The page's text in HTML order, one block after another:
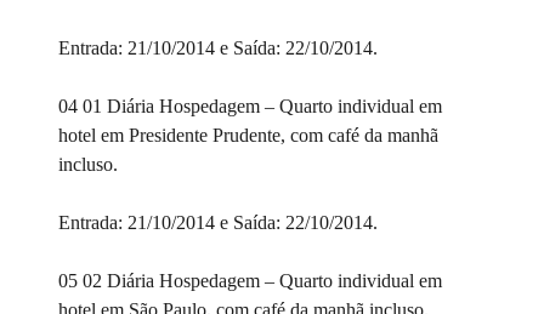
Entrada: 21/10/2014 e Saída: 22/10/2014.
04 01 Diária Hospedagem – Quarto individual em
hotel em Presidente Prudente, com café da manhã
incluso.
Entrada: 21/10/2014 e Saída: 22/10/2014.
05 02 Diária Hospedagem – Quarto individual em
hotel em São Paulo, com café da manhã incluso.